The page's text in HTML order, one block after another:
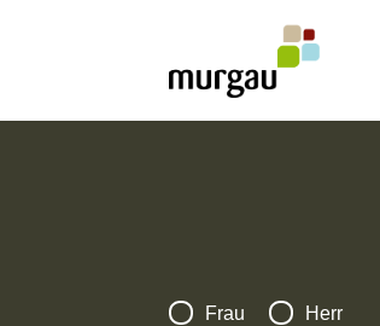
Frau Herr